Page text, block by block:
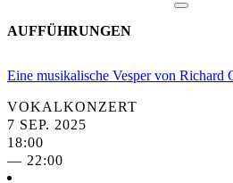
AUFFÜHRUNGEN
Eine musikalische Vesper von Richard
VOKALKONZERT
7 SEP. 2025
18:00
— 22:00